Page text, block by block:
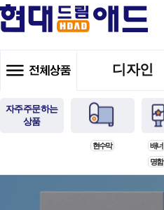
디자인
자주주문하는
상품
현수막 배너
명함